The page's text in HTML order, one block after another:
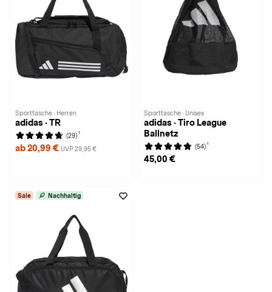
Sporttasche · Herren
adidas · TR
(29) 1
ab 20,99 € UVP 29,95 €
Sporttasche · Unisex
adidas · Tiro League
Ballnetz
(54) 1
45,00 €
Sale Nachhaltig